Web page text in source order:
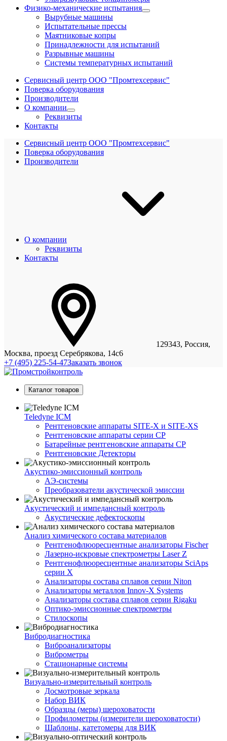
Физико-механические испытания
Вырубные машины
Испытательные прессы
Маятниковые копры
Принадлежности для испытаний
Разрывные машины
Системы температурных испытаний
Сервисный центр ООО "Промтехсервис"
Поверка оборудования
Производители
О компании
Реквизиты
Контакты
Сервисный центр ООО "Промтехсервис"
Поверка оборудования
Производители
О компании
Реквизиты
Контакты
129343, Россия,
Москва, проезд Серебрякова, 14с6
+7 (495) 225-54-47Заказать звонок
Каталог товаров
Teledyne ICM
Рентгеновские аппараты SITE-X и SITE-XS
Рентгеновские аппараты серии CP
Батарейные рентгеновские аппараты CP
Рентгеновские Детекторы
Акустико-эмисcионный контроль
АЭ-системы
Преобразователи акустической эмиссии
Акустический и импедансный контроль
Акустические дефектоскопы
Анализ химического состава материалов
Рентгенофлюоресцентные анализаторы Fischer
Лазерно-искровые спектрометры Laser Z
Рентгенофлюоресцентные анализаторы SciAps
серии Х
Анализаторы состава сплавов серии Niton
Анализаторы металлов Innov-X Systems
Анализаторы состава сплавов серии Rigaku
Оптико-эмиссионные спектрометры
Стилоскопы
Вибродиагностика
Виброанализаторы
Виброметры
Стационарные системы
Визуально-измерительный контроль
Досмотровые зеркала
Набор ВИК
Образцы (меры) шероховатости
Профилометры (измерители шероховатости)
Шаблоны, катетомеры для ВИК